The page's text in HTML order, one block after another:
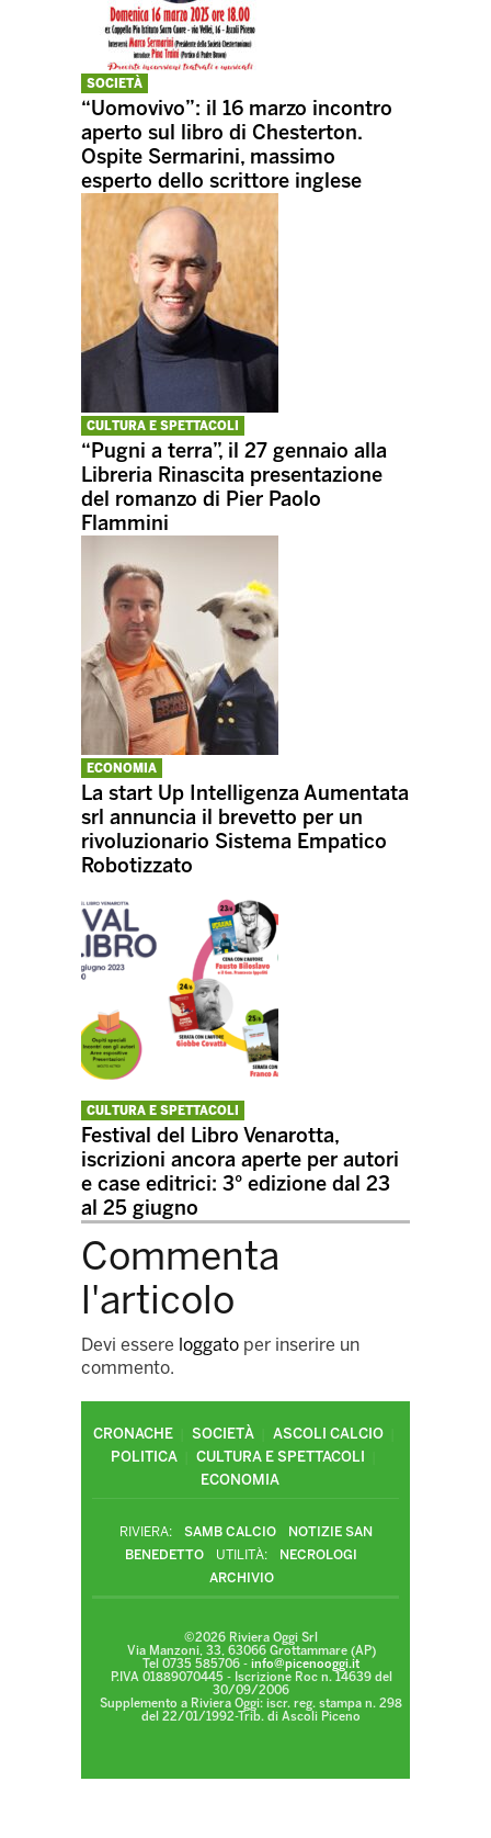
SOCIETÀ
“Uomovivo”: il 16 marzo incontro
aperto sul libro di Chesterton.
Ospite Sermarini, massimo
esperto dello scrittore inglese
CULTURA E SPETTACOLI
“Pugni a terra”, il 27 gennaio alla
Libreria Rinascita presentazione
del romanzo di Pier Paolo
Flammini
ECONOMIA
La start Up Intelligenza Aumentata
srl annuncia il brevetto per un
rivoluzionario Sistema Empatico
Robotizzato
CULTURA E SPETTACOLI
Festival del Libro Venarotta,
iscrizioni ancora aperte per autori
e case editrici: 3° edizione dal 23
al 25 giugno
Commenta
l'articolo
Devi essere loggato per inserire un
commento.
CRONACHE SOCIETÀ
ASCOLI CALCIO
POLITICA
CULTURA E SPETTACOLI
ECONOMIA
RIVIERA: SAMB CALCIO
NOTIZIE SAN
BENEDETTO
UTILITÀ:
NECROLOGI
ARCHIVIO
©2026 Riviera Oggi Srl
Via Manzoni, 33, 63066 Grottammare (AP)
Tel 0735 585706 - info@picenooggi.it
P.IVA 01889070445 - Iscrizione Roc n. 14639 del
30/09/2006
Supplemento a Riviera Oggi: iscr. reg. stampa n. 298
del 22/01/1992-Trib. di Ascoli Piceno